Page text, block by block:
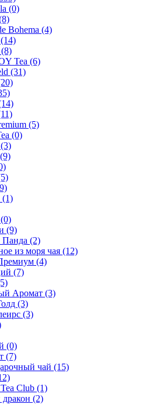
(0)
Bohema (4)
(14)
(8)
Tea (6)
(31)
(5)
(0)
(3)
(9)
(1)
(0)
(9)
Панда (2)
из моря чая (12)
(4)
(7)
Аромат (3)
(3)
(3)
(0)
(7)
чай (15)
Club (1)
(2)